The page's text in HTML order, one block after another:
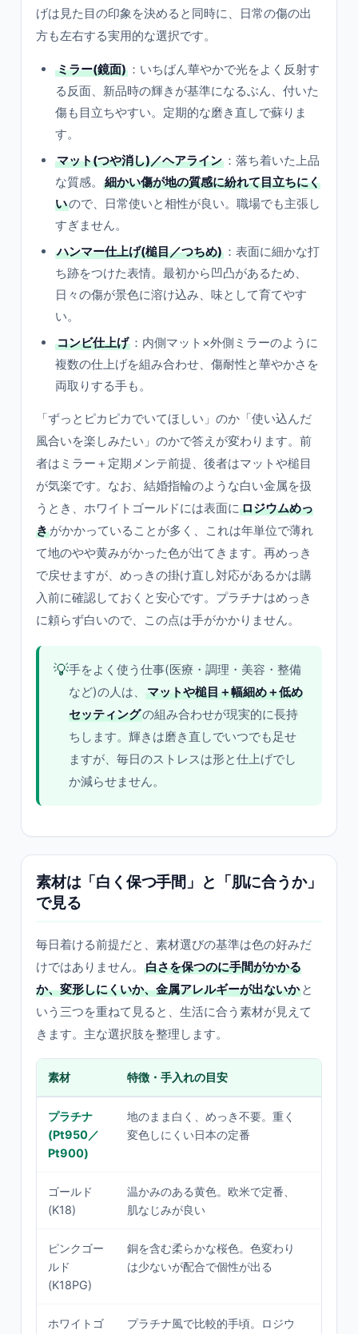
げは見た目の印象を決めると同時に、日常の傷の出
方も左右する実用的な選択です。
ミラー(鏡面) ：いちばん華やかで光をよく反射す
る反面、新品時の輝きが基準になるぶん、付いた
傷も目立ちやすい。定期的な磨き直しで蘇りま
す。
マット(つや消し)／ヘアライン ：落ち着いた上品
な質感。
細かい傷が地の質感に紛れて目立ちにく
いので、日常使いと相性が良い。職場でも主張し
すぎません。
ハンマー仕上げ(槌目／つちめ) ：表面に細かな打
ち跡をつけた表情。最初から凹凸があるため、
日々の傷が景色に溶け込み、味として育てやす
い。
コンビ仕上げ ：内側マット×外側ミラーのように
複数の仕上げを組み合わせ、傷耐性と華やかさを
両取りする手も。
「ずっとピカピカでいてほしい」のか「使い込んだ
風合いを楽しみたい」のかで答えが変わります。前
者はミラー＋定期メンテ前提、後者はマットや槌目
が気楽です。なお、結婚指輪のような白い金属を扱
うとき、ホワイトゴールドには表面にロジウムめっ
きがかかっていることが多く、これは年単位で薄れ
て地のやや黄みがかった色が出てきます。再めっき
で戻せますが、めっきの掛け直し対応があるかは購
入前に確認しておくと安心です。プラチナはめっき
に頼らず白いので、この点は手がかかりません。
💡手をよく使う仕事(医療・調理・美容・整備
など)の人は、
マットや槌目＋幅細め＋低め
セッティングの組み合わせが現実的に長持
ちします。輝きは磨き直しでいつでも足せ
ますが、毎日のストレスは形と仕上げでし
か減らせません。
素材は「白く保つ手間」と「肌に合うか」
で見る
毎日着ける前提だと、素材選びの基準は色の好みだ
けではありません。
白さを保つのに手間がかかる
か、変形しにくいか、金属アレルギーが出ないか と
いう三つを重ねて見ると、生活に合う素材が見えて
きます。主な選択肢を整理します。
素材 特徴・手入れの目安
プラチナ
(Pt950／
Pt900)
地のまま白く、めっき不要。重く
変色しにくい日本の定番
ゴールド
(K18)
温かみのある黄色。欧米で定番、
肌なじみが良い
ピンクゴー
ルド
(K18PG)
銅を含む柔らかな桜色。色変わり
は少ないが配合で個性が出る
ホワイトゴ
プラチナ風で比較的手頃。ロジウ